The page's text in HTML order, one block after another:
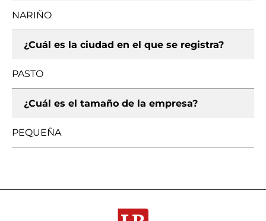
NARIÑO
¿Cuál es la ciudad en el que se registra?
PASTO
¿Cuál es el tamaño de la empresa?
PEQUEÑA